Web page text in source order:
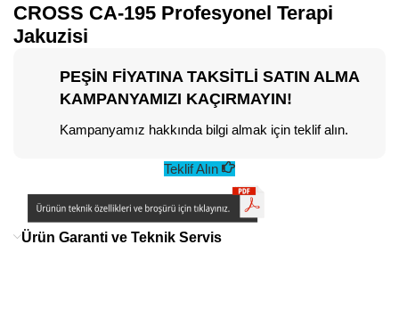
CROSS CA-195 Profesyonel Terapi
Jakuzisi
PEŞİN FİYATINA TAKSİTLİ SATIN ALMA
KAMPANYAMIZI KAÇIRMAYIN!
Kampanyamız hakkında bilgi almak için teklif alın.
Teklif Alın
Ürün Garanti ve Teknik Servis